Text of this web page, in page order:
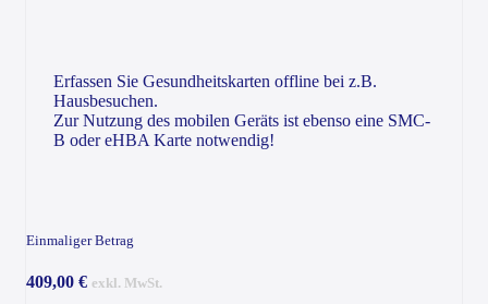
Erfassen Sie Gesundheitskarten offline bei z.B.
Hausbesuchen.
Zur Nutzung des mobilen Geräts ist ebenso eine SMC-
B oder eHBA Karte notwendig!
Einmaliger Betrag
409,00 € exkl. MwSt.